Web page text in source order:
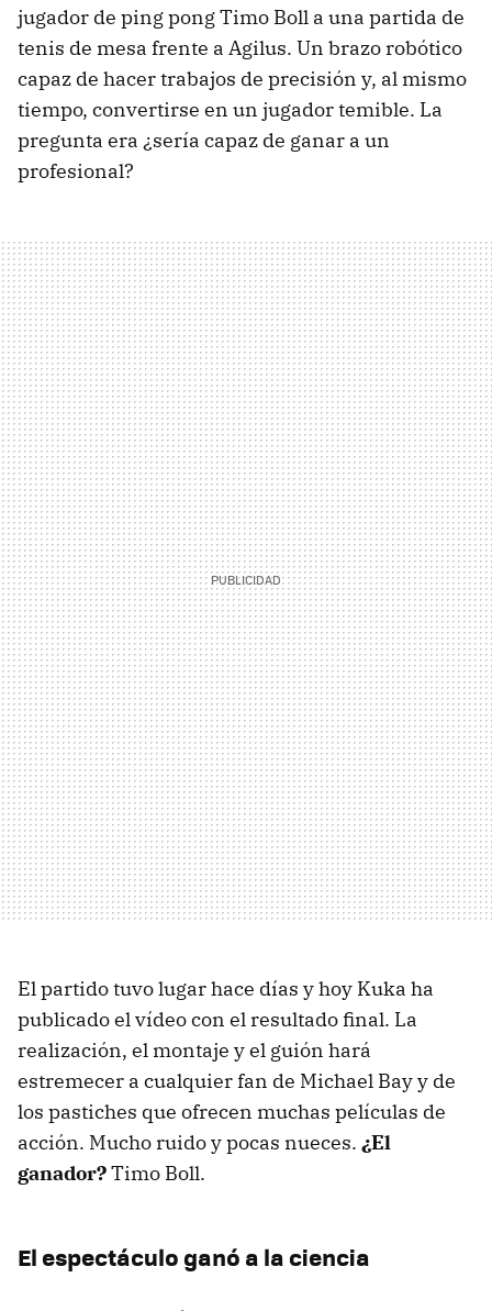
jugador de ping pong Timo Boll a una partida de
tenis de mesa frente a Agilus. Un brazo robótico
capaz de hacer trabajos de precisión y, al mismo
tiempo, convertirse en un jugador temible. La
pregunta era ¿sería capaz de ganar a un
profesional?
El partido tuvo lugar hace días y hoy Kuka ha
publicado el vídeo con el resultado final. La
realización, el montaje y el guión hará
estremecer a cualquier fan de Michael Bay y de
los pastiches que ofrecen muchas películas de
acción. Mucho ruido y pocas nueces. ¿El
ganador?Timo Boll.
El espectáculo ganó a la ciencia